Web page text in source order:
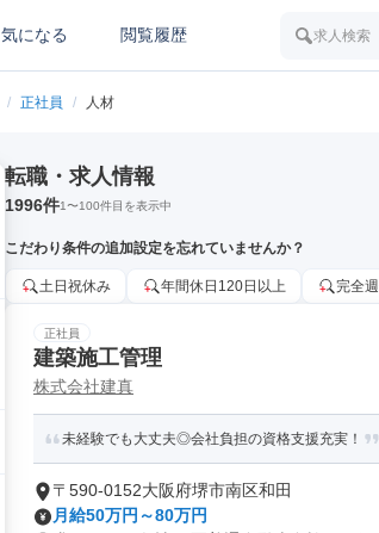
気になる 閲覧履歴 求人検索
/ 正社員 / 人材
転職・求人情報
1996件1〜100件目を表示中
こだわり条件の追加設定を忘れていませんか？
土日祝休み 年間休日120日以上 完全
正社員
建築施工管理
株式会社建真
未経験でも大丈夫◎会社負担の資格支援充実！
〒590-0152大阪府堺市南区和田
月給50万円～80万円